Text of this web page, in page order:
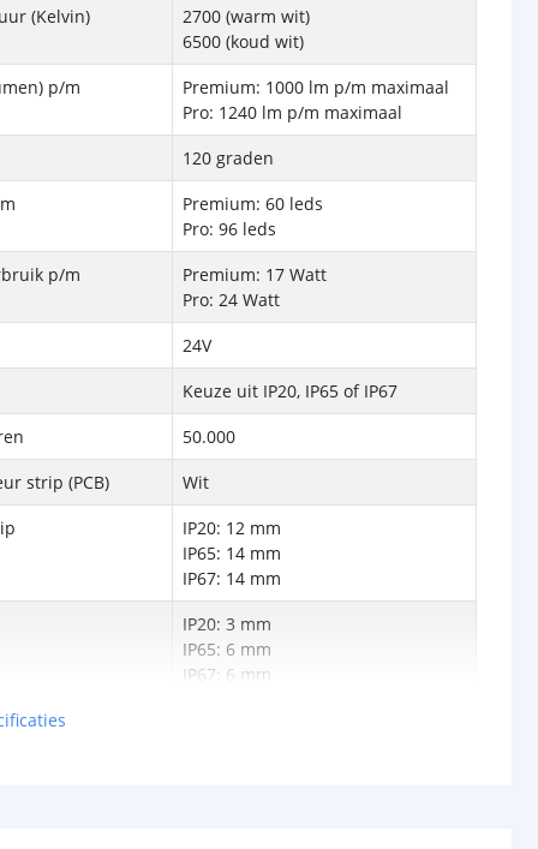
(Kelvin)
2700 (warm wit)
6500 (koud wit)
p/m
Premium: 1000 lm p/m maximaal
Pro: 1240 lm p/m maximaal
120 graden
Premium: 60 leds
Pro: 96 leds
p/m
Premium: 17 Watt
Pro: 24 Watt
24V
Keuze uit IP20, IP65 of IP67
50.000
strip (PCB)
Wit
IP20: 12 mm
IP65: 14 mm
IP67: 14 mm
IP20: 3 mm
IP65: 6 mm
IP67: 6 mm